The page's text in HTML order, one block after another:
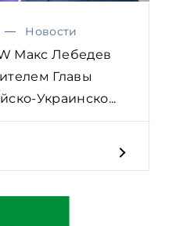
Новости
Макс Лебедев
Главы
Украинско...